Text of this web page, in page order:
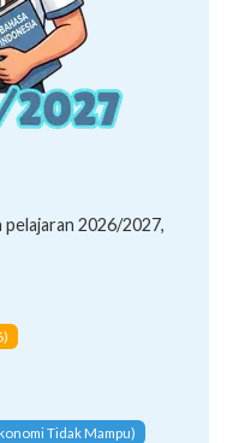
2026/2027,
Tidak Mampu)